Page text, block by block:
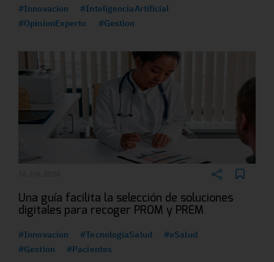
#Innovacion
#InteligenciaArtificial
#OpinionExperto
#Gestion
Una guía facilita la selección de soluciones
digitales para recoger PROM y PREM
#Innovacion #TecnologiaSalud
#eSalud
#Gestion
#Pacientes